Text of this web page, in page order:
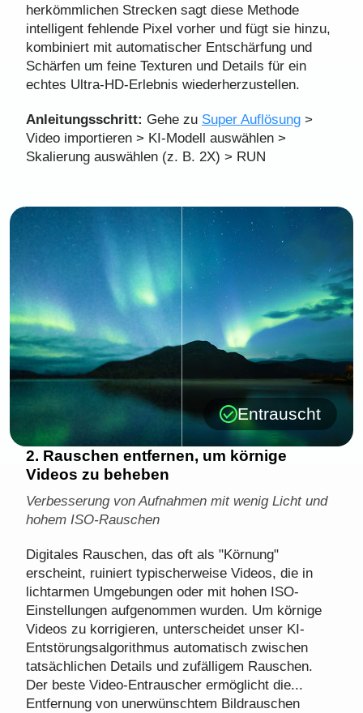
herkömmlichen Strecken sagt diese Methode
intelligent fehlende Pixel vorher und fügt sie hinzu,
kombiniert mit automatischer Entschärfung und
Schärfen um feine Texturen und Details für ein
echtes Ultra-HD-Erlebnis wiederherzustellen.
Anleitungsschritt: Gehe zu Super Auflösung >
Video importieren > KI-Modell auswählen >
Skalierung auswählen (z. B. 2X) > RUN
2. Rauschen entfernen, um körnige
Videos zu beheben
Verbesserung von Aufnahmen mit wenig Licht und
hohem ISO-Rauschen
Digitales Rauschen, das oft als "Körnung"
erscheint, ruiniert typischerweise Videos, die in
lichtarmen Umgebungen oder mit hohen ISO-
Einstellungen aufgenommen wurden. Um körnige
Videos zu korrigieren, unterscheidet unser KI-
Entstörungsalgorithmus automatisch zwischen
tatsächlichen Details und zufälligem Rauschen.
Der beste Video-Entrauscher ermöglicht die...
Entfernung von unerwünschtem Bildrauschen
Entrauscht